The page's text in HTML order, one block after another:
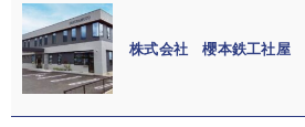
株式会社 櫻本鉄工社屋